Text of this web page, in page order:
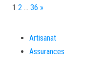
Page:
1 2 … 36 Next
»
Artisanat
Assurances